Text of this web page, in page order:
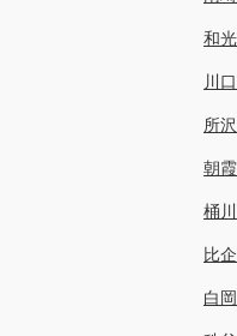
和
川
所
朝
桶
比
白